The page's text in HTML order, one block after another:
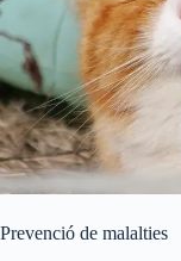
Prevenció de malalties